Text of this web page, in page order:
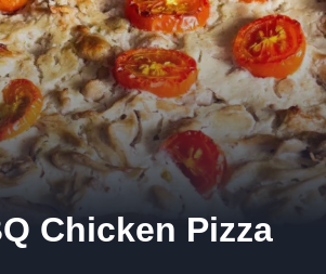
Chicken Pizza